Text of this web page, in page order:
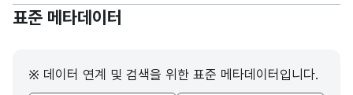
표준 메타데이터
※ 데이터 연계 및 검색을 위한 표준 메타데이터입니다.